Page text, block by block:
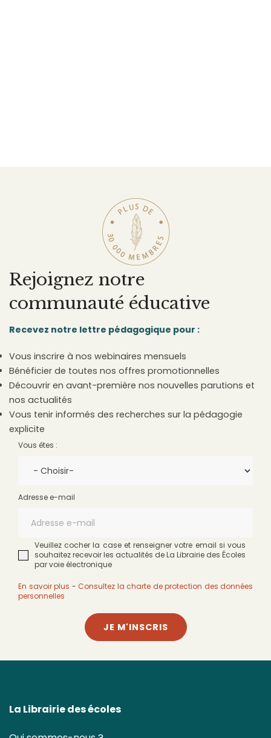
Rejoignez notre
communauté éducative
Recevez notre lettre pédagogique pour :
Vous inscrire à nos webinaires mensuels
Bénéficier de toutes nos offres promotionnelles
Découvrir en avant-première nos nouvelles parutions et
nos actualités
Vous tenir informés des recherches sur la pédagogie
explicite
Vous êtes :
Adresse e-mail
Veuillez cocher la case et renseigner votre email si vous
souhaitez recevoir les actualités de La Librairie des Écoles
par voie électronique
En savoir plus - Consultez la charte de protection des données
personnelles
JE M'INSCRIS
La Librairie des écoles